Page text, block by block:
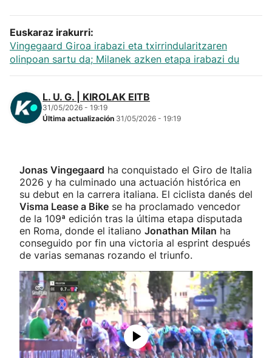
Euskaraz irakurri:
Vingegaard Giroa irabazi eta txirrindularitzaren
olinpoan sartu da; Milanek azken etapa irabazi du
L. U. G. | KIROLAK EITB
31/05/2026 - 19:19
Última actualización 31/05/2026 - 19:19
Jonas Vingegaard ha conquistado el Giro de Italia
2026 y ha culminado una actuación histórica en
su debut en la carrera italiana. El ciclista danés del
Visma Lease a Bike se ha proclamado vencedor
de la 109ª edición tras la última etapa disputada
en Roma, donde el italiano Jonathan Milan ha
conseguido por fin una victoria al esprint después
de varias semanas rozando el triunfo.